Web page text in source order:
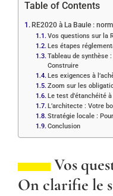
Table of Contents
RE2020 à La Baule :
Vos questions sur la
Les étapes
Tableau de synthèse
Construire
Les exigences à
Zoom sur les
Le test d’étanchéité
L’architecte : Votre
Stratégie locale :
Conclusion
Vos
On clarifie le